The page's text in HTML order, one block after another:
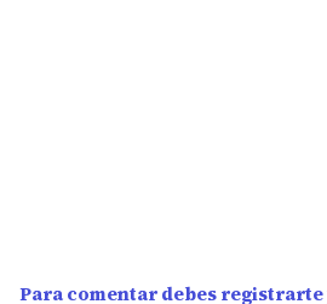
Para comentar debes